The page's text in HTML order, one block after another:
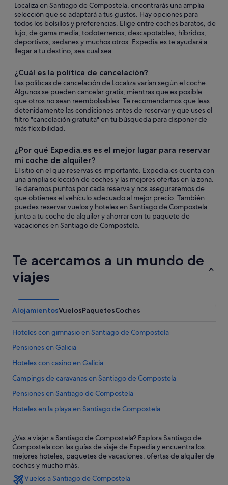
Localiza en Santiago de Compostela, encontrarás una amplia
selección que se adaptará a tus gustos. Hay opciones para
todos los bolsillos y preferencias. Elige entre coches baratos, de
lujo, de gama media, todoterrenos, descapotables, híbridos,
deportivos, sedanes y muchos otros. Expedia.es te ayudará a
llegar a tu destino, sea cual sea.
¿Cuál es la política de cancelación?
Las políticas de cancelación de Localiza varían según el coche.
Algunos se pueden cancelar gratis, mientras que es posible
que otros no sean reembolsables. Te recomendamos que leas
detenidamente las condiciones antes de reservar y que uses el
filtro "cancelación gratuita" en tu búsqueda para disponer de
más flexibilidad.
¿Por qué Expedia.es es el mejor lugar para reservar
mi coche de alquiler?
El sitio en el que reservas es importante. Expedia.es cuenta con
una amplia selección de coches y las mejores ofertas en la zona.
Te daremos puntos por cada reserva y nos aseguraremos de
que obtienes el vehículo adecuado al mejor precio. También
puedes reservar vuelos y hoteles en Santiago de Compostela
junto a tu coche de alquiler y ahorrar con tu paquete de
vacaciones en Santiago de Compostela.
Te acercamos a un mundo de
viajes
AlojamientosVuelosPaquetesCoches
Hoteles con gimnasio en Santiago de Compostela
Pensiones en Galicia
Hoteles con casino en Galicia
Campings de caravanas en Santiago de Compostela
Pensiones en Santiago de Compostela
Hoteles en la playa en Santiago de Compostela
Villas en Santiago de Compostela
Hoteles con spa en Galicia
Hoteles con spa en Santiago de Compostela
¿Vas a viajar a Santiago de Compostela? Explora Santiago de
Compostela con las guías de viaje de Expedia y encuentra los
mejores hoteles, paquetes de vacaciones, ofertas de alquiler de
coches y mucho más.
Vuelos a Santiago de Compostela